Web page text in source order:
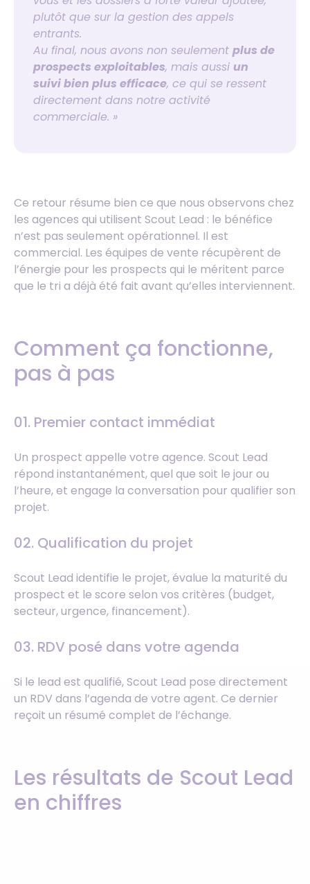
plutôt que sur la gestion des appels
entrants.
Au final, nous avons non seulement plus de
prospects exploitables, mais aussi un
suivi bien plus efficace, ce qui se ressent
directement dans notre activité
commerciale. »
Ce retour résume bien ce que nous observons chez
les agences qui utilisent Scout Lead : le bénéfice
n’est pas seulement opérationnel. Il est
commercial. Les équipes de vente récupèrent de
l’énergie pour les prospects qui le méritent parce
que le tri a déjà été fait avant qu’elles interviennent.
Comment ça fonctionne,
pas à pas
01. Premier contact immédiat
Un prospect appelle votre agence. Scout Lead
répond instantanément, quel que soit le jour ou
l’heure, et engage la conversation pour qualifier son
projet.
02. Qualification du projet
Scout Lead identifie le projet, évalue la maturité du
prospect et le score selon vos critères (budget,
secteur, urgence, financement).
03. RDV posé dans votre agenda
Si le lead est qualifié, Scout Lead pose directement
un RDV dans l’agenda de votre agent. Ce dernier
reçoit un résumé complet de l’échange.
Les résultats de Scout Lead
en chiffres